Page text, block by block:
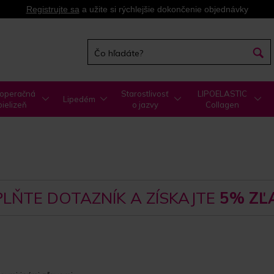
Registrujte sa a užite si rýchlejšie dokončenie objednávky
Lipedém
Starostlivosť
o jazvy
LIPOELASTIC
Collagen
DOTAZNÍK A ZÍSKAJTE 5%